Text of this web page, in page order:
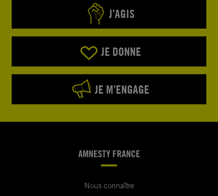
J’AGIS
JE DONNE
JE M’ENGAGE
AMNESTY FRANCE
Nous connaître